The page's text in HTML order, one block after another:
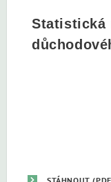
Statistická